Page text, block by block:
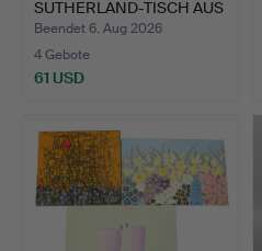
SUTHERLAND-TISCH AUS
MAHAG…
Beendet 6. Aug 2026
4 Gebote
61 USD